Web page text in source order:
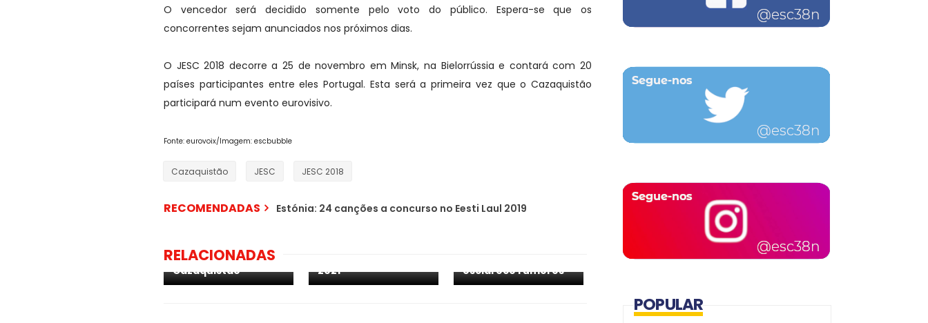
O vencedor será decidido somente pelo voto do público. Espera-se que os
concorrentes sejam anunciados nos próximos dias.
O JESC 2018 decorre a 25 de novembro em Minsk, na Bielorrússia e contará com 20
países participantes entre eles Portugal. Esta será a primeira vez que o Cazaquistão
participará num evento eurovisivo.
Fonte: eurovoix/Imagem: escbubble
Cazaquistão JESC JESC 2018
RECOMENDADAS Estónia: 24 canções a concurso no Eesti Laul 2019
RELACIONADAS
convidar o
Cazaquistão
2021
esclarece rumores
POPULAR